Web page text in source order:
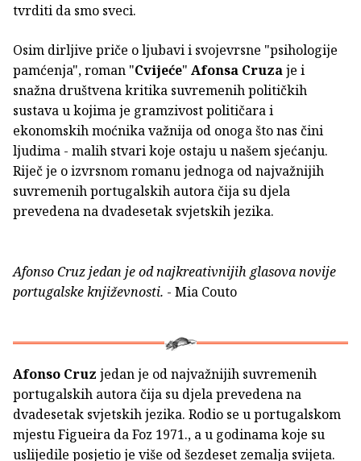
tvrditi da smo sveci.
Osim dirljive priče o ljubavi i svojevrsne "psihologije
pamćenja", roman "Cvijeće" Afonsa Cruzaje i
snažna društvena kritika suvremenih političkih
sustava u kojima je gramzivost političara i
ekonomskih moćnika važnija od onoga što nas čini
ljudima - malih stvari koje ostaju u našem sjećanju.
Riječ je o izvrsnom romanu jednoga od najvažnijih
suvremenih portugalskih autora čija su djela
prevedena na dvadesetak svjetskih jezika.
Afonso Cruz jedan je od najkreativnijih glasova novije
portugalske književnosti. - Mia Couto
Afonso Cruz jedan je od najvažnijih suvremenih
portugalskih autora čija su djela prevedena na
dvadesetak svjetskih jezika. Rodio se u portugalskom
mjestu Figueira da Foz 1971., a u godinama koje su
uslijedile posjetio je više od šezdeset zemalja svijeta.